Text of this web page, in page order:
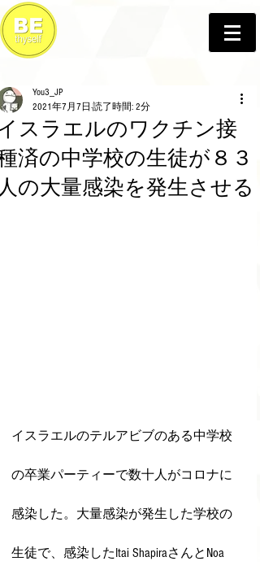
スラエルのワクチン接
済の中学校の生徒が８３
の大量感染を発生させる
You3_JP
2021年7月7日 読了時間: 2分
イスラエルのテルアビブのある中学校
の卒業パーティーで数十人がコロナに
感染した。大量感染が発生した学校の
生徒で、感染したItai ShapiraさんとNoa